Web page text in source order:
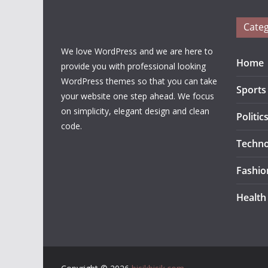
We love WordPress and we are here to
provide you with professional looking
WordPress themes so that you can take
your website one step ahead. We focus
on simplicity, elegant design and clean
code.
Home
Sports
Politics
Health